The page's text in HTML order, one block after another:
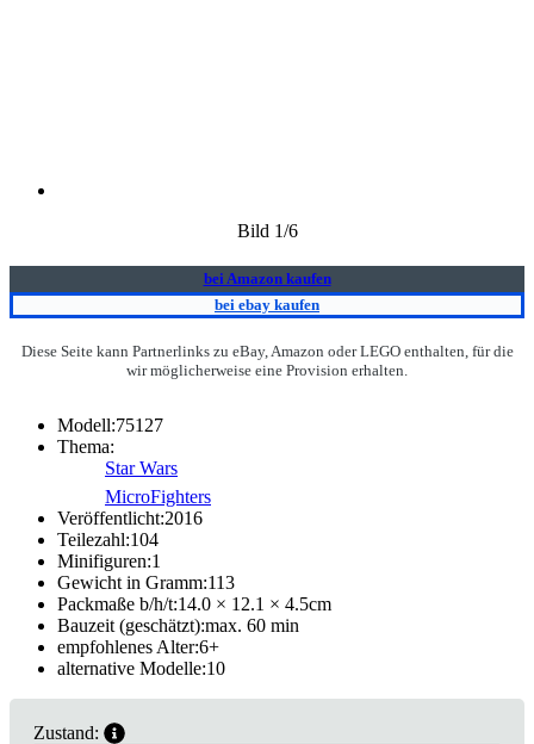
Bild 1/6
bei Amazon kaufen
bei ebay kaufen
Diese Seite kann Partnerlinks zu eBay, Amazon oder LEGO enthalten, für die
wir möglicherweise eine Provision erhalten.
Modell:75127
Thema:
Star Wars
MicroFighters
Veröffentlicht:2016
Teilezahl:104
Minifiguren:1
Gewicht in Gramm:113
Packmaße b/h/t:14.0 × 12.1 × 4.5cm
Bauzeit (geschätzt):max. 60 min
empfohlenes Alter:6+
alternative Modelle:10
Zustand: